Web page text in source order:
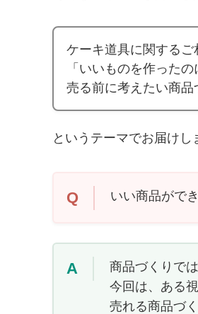
ケーキ道具に関するご
「いいものを作った
売る前に考えたい商品
というテーマでお届けし
Q いい商品がで
A
商品づくりで
今回は、ある
売れる商品づ